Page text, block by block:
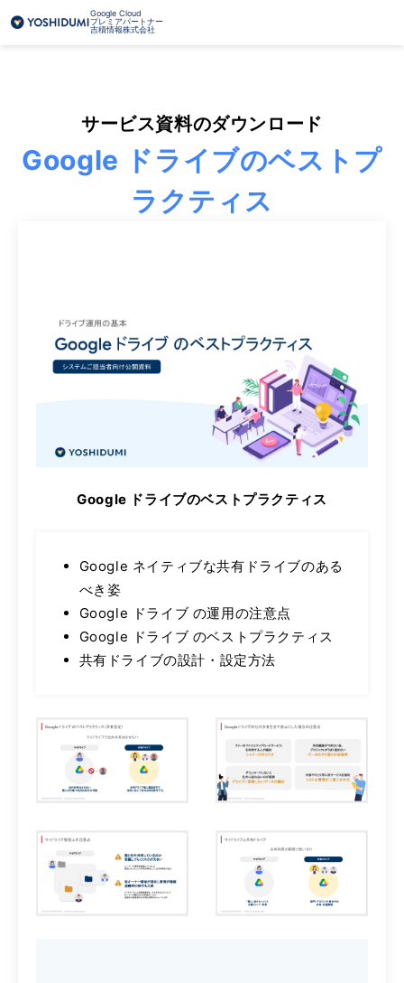
Google Cloud
プレミアパートナー
吉積情報株式会社
サービス資料のダウンロード
Google ドライブのベストプ
ラクティス
Google ドライブのベストプラクティス
Google ネイティブな共有ドライブのある
べき姿
Google ドライブ の運用の注意点
Google ドライブ のベストプラクティス
共有ドライブの設計・設定方法